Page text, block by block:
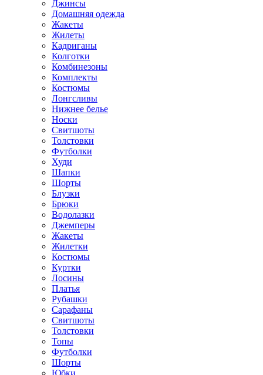
Джинсы
Домашняя одежда
Жакеты
Жилеты
Кадриганы
Колготки
Комбинезоны
Комплекты
Костюмы
Лонгсливы
Нижнее белье
Носки
Свитшоты
Толстовки
Футболки
Худи
Шапки
Шорты
Блузки
Брюки
Водолазки
Джемперы
Жакеты
Жилетки
Костюмы
Куртки
Лосины
Платья
Рубашки
Сарафаны
Свитшоты
Толстовки
Топы
Футболки
Шорты
Юбки